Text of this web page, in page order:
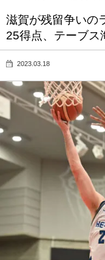
滋賀が残留争いの
25得点、テーブス
2023.03.18